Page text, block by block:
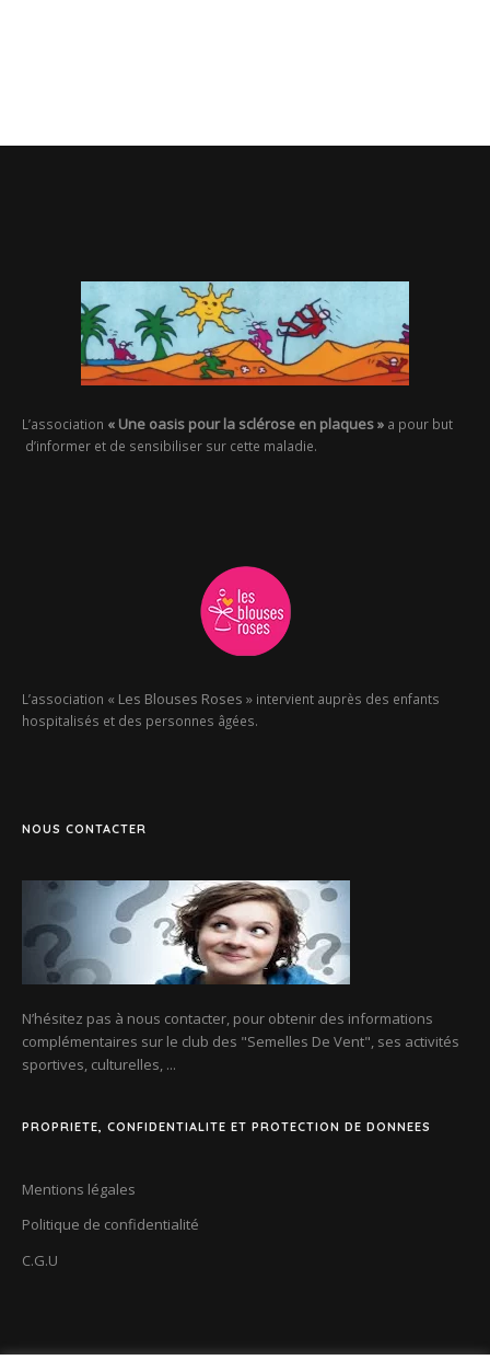
L’association « Une oasis pour la sclérose en plaques » a pour but
d’informer et de sensibiliser sur cette maladie.
L’association « Les Blouses Roses » intervient auprès des enfants
hospitalisés et des personnes âgées.
NOUS CONTACTER
N’hésitez pas à nous contacter, pour obtenir des informations
complémentaires sur le club des "Semelles De Vent" , ses activités
sportives, culturelles, ...
PROPRIETE, CONFIDENTIALITE ET PROTECTION DE DONNEES
Mentions légales
Politique de confidentialité
C.G.U